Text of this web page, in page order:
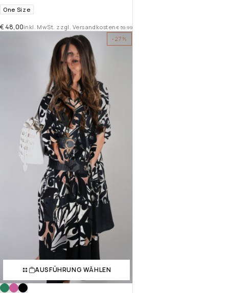
One Size
€59,99
€ 48,00inkl. MwSt. zzgl. Versandkosten
-27%
AUSFÜHRUNG WÄHLEN